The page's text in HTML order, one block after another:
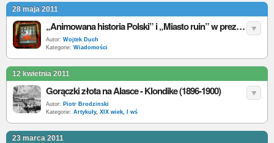
28 maja 2011
„Animowana historia Polski” i „Miasto ruin” w prezencie dla Obamy
Autor: Wojtek Duch
Kategorie: Wiadomości
12 kwietnia 2011
Gorączki złota na Alasce - Klondike (1896-1900)
Autor: Piotr Brodzinski
Kategorie: Artykuły, XIX wiek, I wś
23 marca 2011